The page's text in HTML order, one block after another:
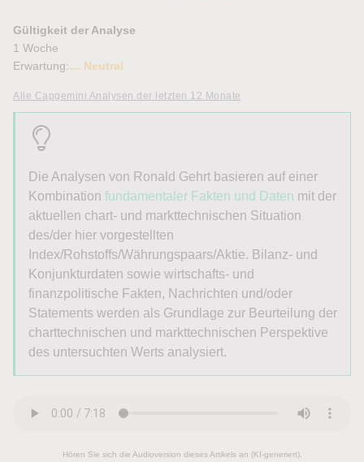
Gültigkeit der Analyse
1 Woche
Erwartung:
Neutral
Alle Capgemini Analysen der letzten 12 Monate
Die Analysen von Ronald Gehrt basieren auf einer
Kombination fundamentaler Fakten und Daten mit der
aktuellen chart- und markttechnischen Situation
des/der hier vorgestellten
Index/Rohstoffs/Währungspaars/Aktie. Bilanz- und
Konjunkturdaten sowie wirtschafts- und
finanzpolitische Fakten, Nachrichten und/oder
Statements werden als Grundlage zur Beurteilung der
charttechnischen und markttechnischen Perspektive
des untersuchten Werts analysiert.
Hören Sie sich die Audioversion dieses Artikels an (KI-generiert).